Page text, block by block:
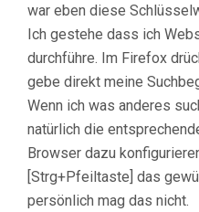
war eben diese
Ich gestehe dass ich
durchführe. Im Firefox
gebe direkt meine
Wenn ich was anderes
natürlich die
Browser dazu
[Strg+Pfeiltaste] das
persönlich mag das nicht.